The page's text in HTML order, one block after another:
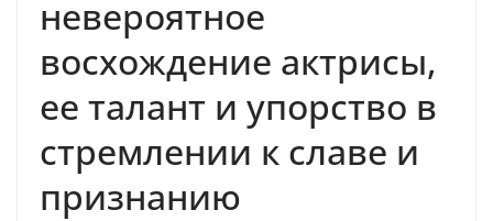
невероятное
восхождение актрисы,
ее талант и упорство в
стремлении к славе и
признанию